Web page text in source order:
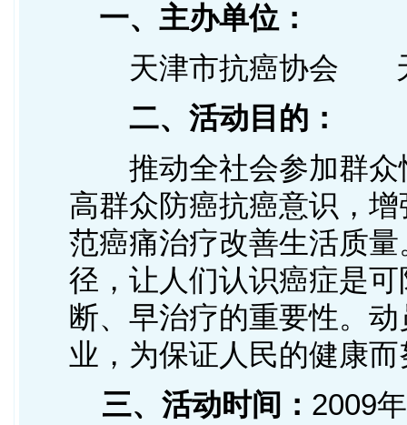
一、主办单位：
天津市抗癌协会 天
二、活动目的：
推动全社会参加群众
高群众防癌抗癌意识，
范癌痛治疗改善生活质
径，让人们认识癌症是
断、早治疗的重要性。
业，为保证人民的健康
三、活动时间： 2009